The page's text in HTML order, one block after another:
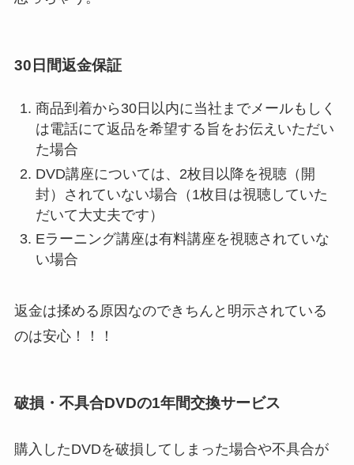
30日間返金保証
商品到着から30日以内に当社までメールもしく
は電話にて返品を希望する旨をお伝えいただい
た場合
DVD講座については、2枚目以降を視聴（開
封）されていない場合（1枚目は視聴していた
だいて大丈夫です）
Eラーニング講座は有料講座を視聴されていな
い場合
返金は揉める原因なのできちんと明示されている
のは安心！！！
破損・不具合DVDの1年間交換サービス
購入したDVDを破損してしまった場合や不具合が